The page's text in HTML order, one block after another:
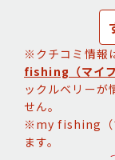
※クチコミ情報
fishing（マイ
ックルベリーが
せん。
※my fishing（
ます。